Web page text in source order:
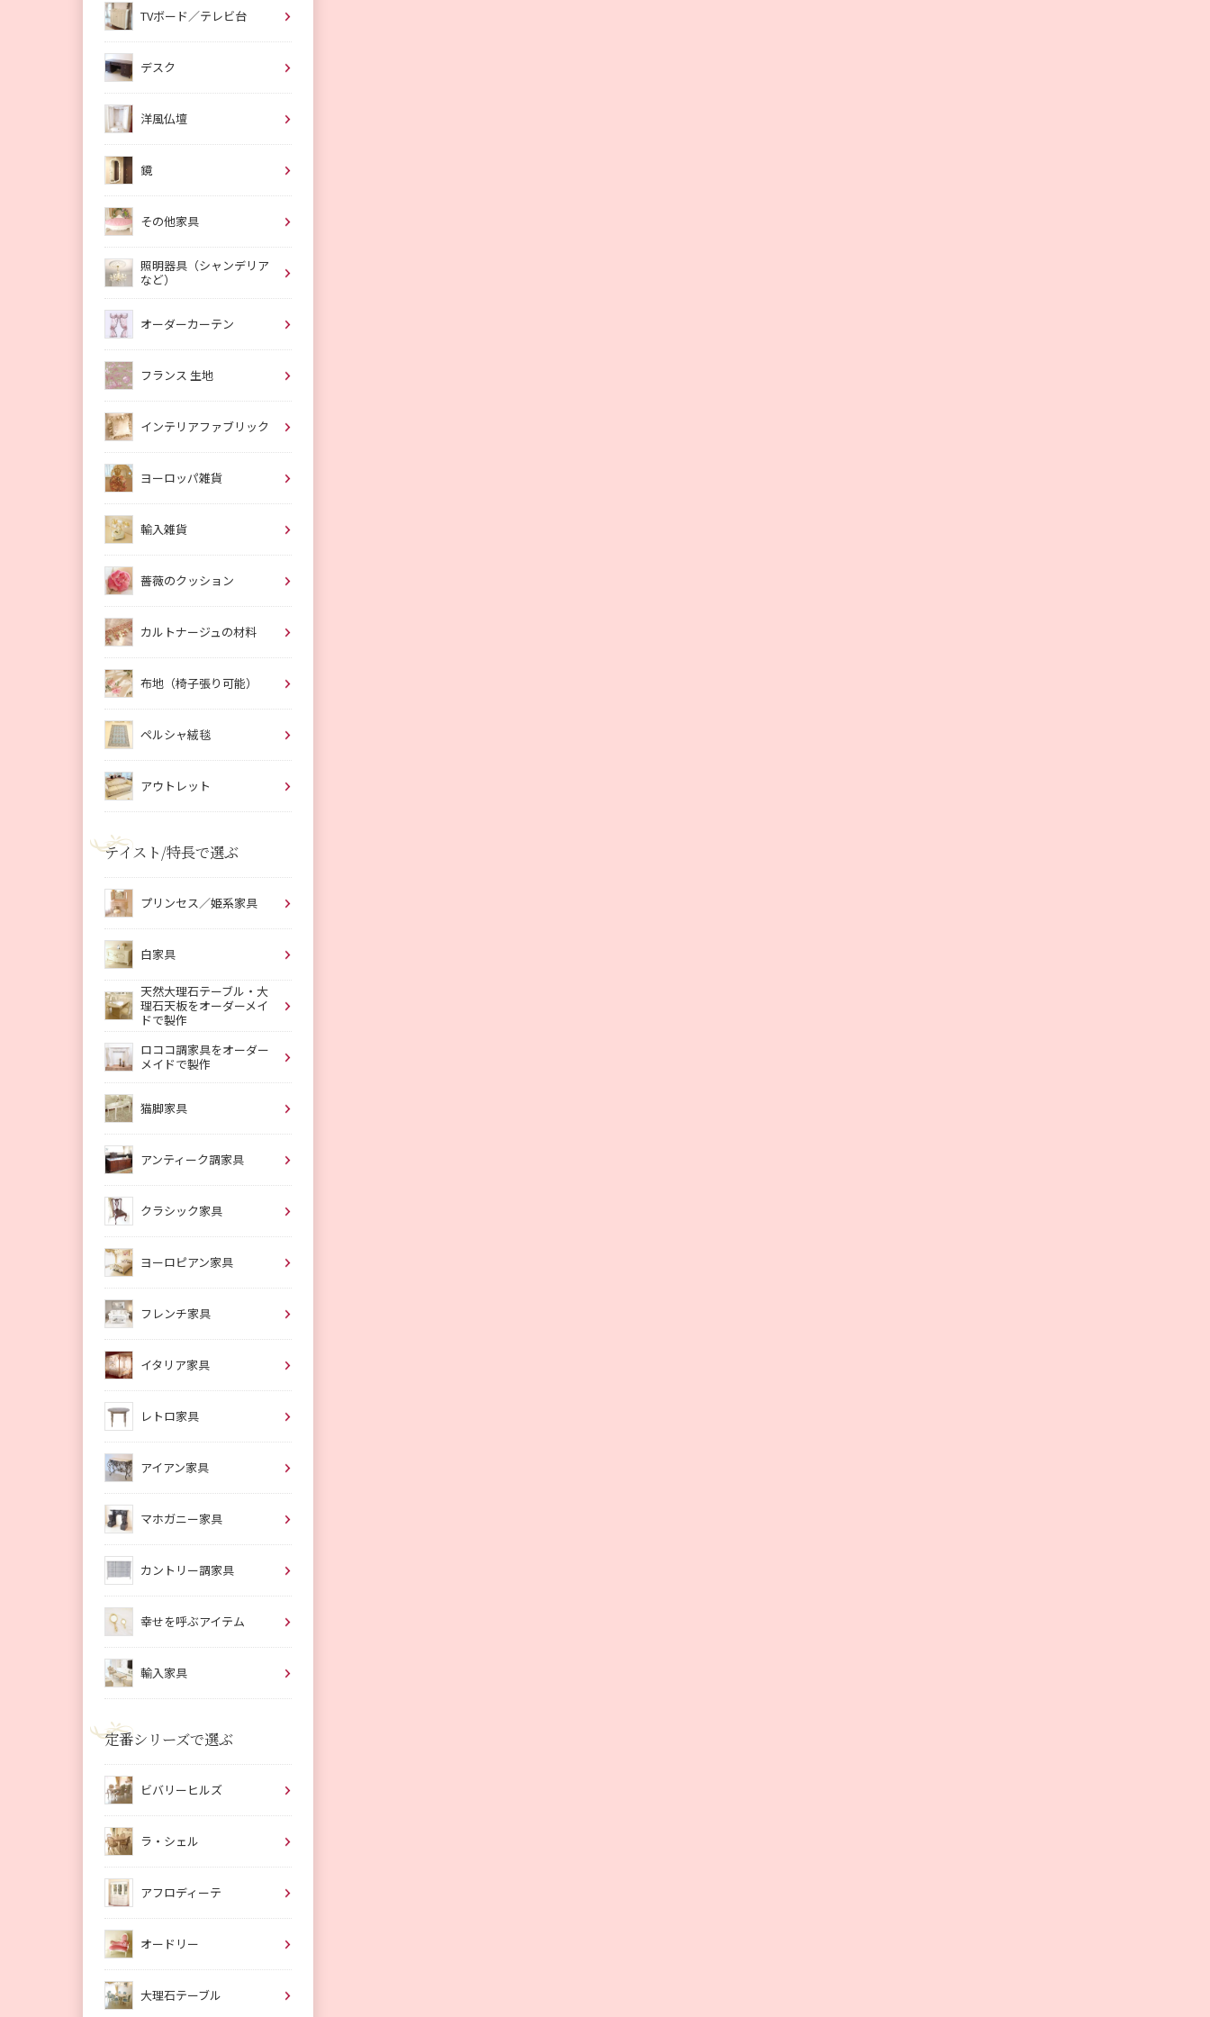
TVボード／テレビ台
デスク
洋風仏壇
鏡
その他家具
照明器具（シャンデリア
など）
オーダーカーテン
フランス 生地
インテリアファブリック
ヨーロッパ雑貨
輸入雑貨
薔薇のクッション
カルトナージュの材料
布地（椅子張り可能）
ペルシャ絨毯
アウトレット
テイスト/特長で選ぶ
プリンセス／姫系家具
白家具
天然大理石テーブル・大
理石天板をオーダーメイ
ドで製作
ロココ調家具をオーダー
メイドで製作
猫脚家具
アンティーク調家具
クラシック家具
ヨーロピアン家具
フレンチ家具
イタリア家具
レトロ家具
アイアン家具
マホガニー家具
カントリー調家具
幸せを呼ぶアイテム
輸入家具
定番シリーズで選ぶ
ビバリーヒルズ
ラ・シェル
アフロディーテ
オードリー
大理石テーブル